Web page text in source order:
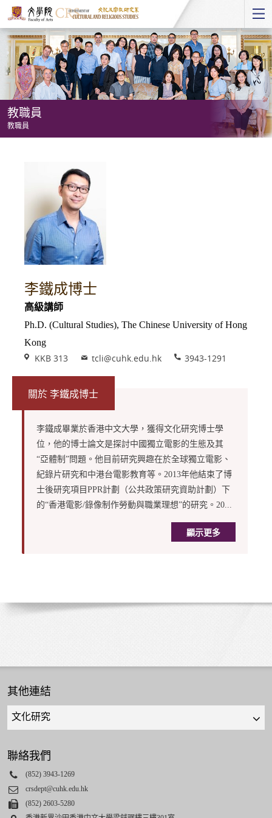
Start
main
Content
教職員
教職員
李鐵成博士
高級講師
Ph.D. (Cultural Studies), The Chinese University of Hong
Kong
VenueKKB 313 Emailtcli@cuhk.edu.hk Phone3943-1291
關於 李鐵成博士
李鐵成畢業於香港中文大學，獲得文化研究博士學
位，他的博士論文是探討中國獨立電影的生態及其
“亞體制”問題。他目前研究興趣在於全球獨立電影、
紀錄片研究和中港台電影教育等。2013年他結束了博
士後研究項目PPR計劃（公共政策研究資助計劃）下
的“香港電影/錄像制作勞動與職業理想”的研究。20...
顯示更多
其他連結
Quick
links
select
聯絡我們
Phone
(852) 3943-1269
Email
crsdept@cuhk.edu.hk
Fax(852) 2603-5280